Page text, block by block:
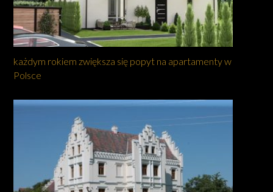
każdym rokiem zwiększa się popyt na apartamenty w
Polsce